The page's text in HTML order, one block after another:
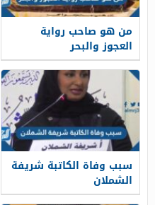
من هو صاحب رواية
العجوز والبحر
سبب وفاة الكاتبة شريفة
الشملان